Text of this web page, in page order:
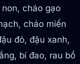
cháo gạo
cháo miến
đỏ, đậu xanh,
bí đao, rau bồ